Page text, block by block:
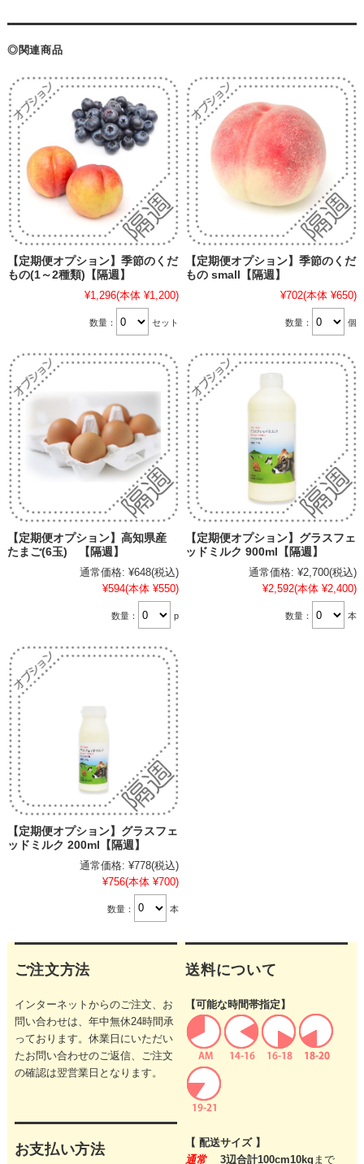
◎関連商品
【定期便オプション】季節のくだ
もの(1～2種類)【隔週】
¥1,296(本体 ¥1,200)
数量： セット
【定期便オプション】季節のくだ
もの small【隔週】
¥702(本体 ¥650)
数量： 個
【定期便オプション】高知県産
たまご(6玉) 【隔週】
通常価格: ¥648(税込)
¥594(本体 ¥550)
数量： p
【定期便オプション】グラスフェ
ッドミルク 900ml【隔週】
通常価格: ¥2,700(税込)
¥2,592(本体 ¥2,400)
数量： 本
【定期便オプション】グラスフェ
ッドミルク 200ml【隔週】
通常価格: ¥778(税込)
¥756(本体 ¥700)
数量： 本
ご注文方法
インターネットからのご注文、お
問い合わせは、年中無休24時間承
っております。休業日にいただい
たお問い合わせのご返信、ご注文
の確認は翌営業日となります。
お支払い方法
送料について
【可能な時間帯指定】
【 配送サイズ 】
通常
3辺合計100cm10kg まで